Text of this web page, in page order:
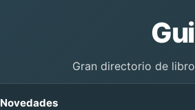
Gran directorio de
Novedades